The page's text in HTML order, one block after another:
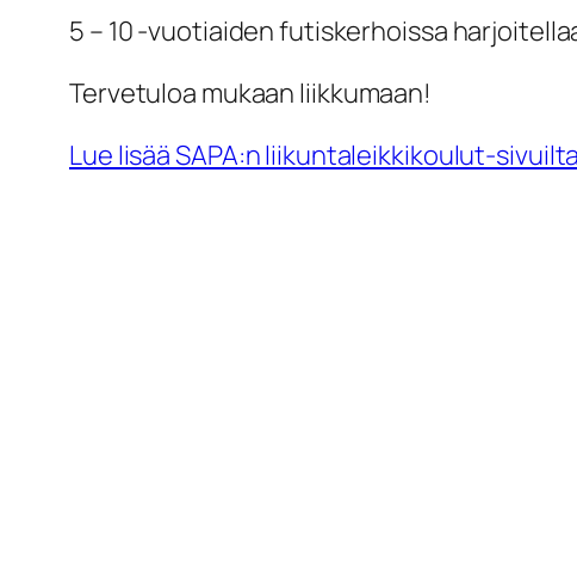
5 – 10 -vuotiaiden futiskerhoissa
Tervetuloa mukaan liikkumaan!
Lue lisää SAPA:n liikuntaleikkikoulut-sivuilta